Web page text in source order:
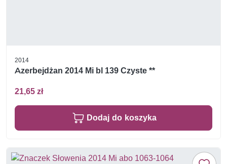
2014
Azerbejdżan 2014 Mi bl 139 Czyste **
21,65 zł
Dodaj do koszyka